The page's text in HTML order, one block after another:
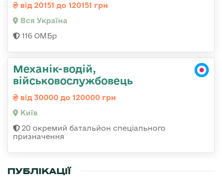
від 20151 до 120151 грн
Вся Україна
116 ОМБр
Механік-водій,
військовослужбовець
від 30000 до 120000 грн
Київ
20 окремий батальйон спеціального
призначення
ПУБЛІКАЦІЇ